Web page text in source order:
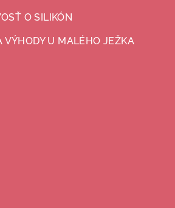
O SILIKÓN
VÝHODY U MALÉHO JEŽKA